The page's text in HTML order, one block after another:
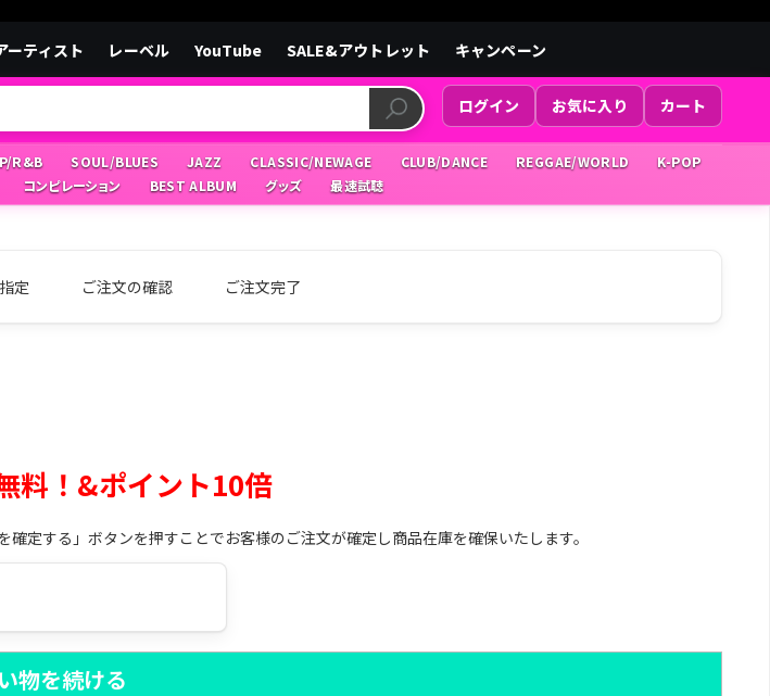
ーティスト レーベル YouTube SALE&アウトレット キャンペーン
ログイン お気に入り カート
R&B SOUL/BLUES JAZZ CLASSIC/NEWAGE CLUB/DANCE REGGAE/WORLD
K-POP
コンピレーション BEST ALBUM グッズ 最速試聴
定 ご注文の確認 ご注文完了
料！&ポイント10倍
定する」ボタンを押すことでお客様のご注文が確定し商品在庫を確保いたします。
物を続ける